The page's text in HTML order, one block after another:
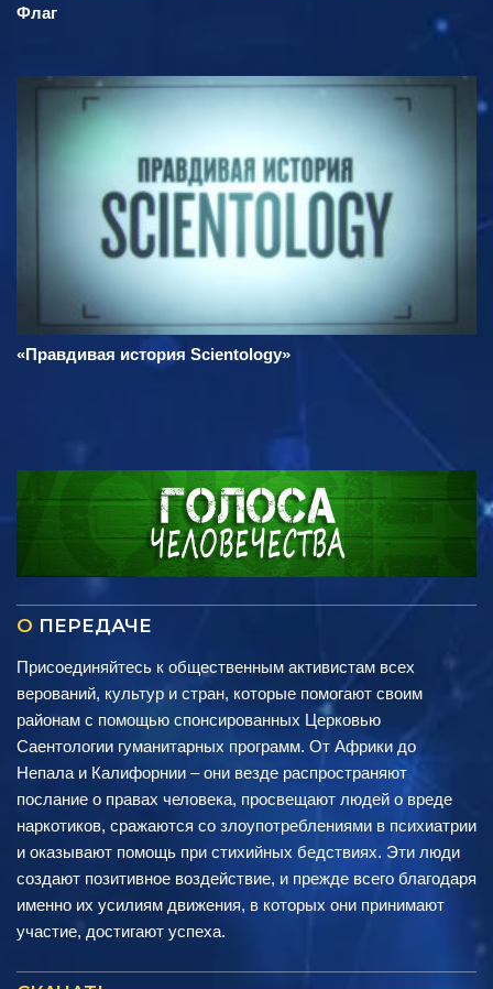
Флаг
«Правдивая история Scientology»
О ПЕРЕДАЧЕ
Присоединяйтесь к общественным активистам всех
верований, культур и стран, которые помогают своим
районам с помощью спонсированных Церковью
Саентологии гуманитарных программ. От Африки до
Непала и Калифорнии – они везде распространяют
послание о правах человека, просвещают людей о вреде
наркотиков, сражаются со злоупотреблениями в психиатрии
и оказывают помощь при стихийных бедствиях. Эти люди
создают позитивное воздействие, и прежде всего благодаря
именно их усилиям движения, в которых они принимают
участие, достигают успеха.